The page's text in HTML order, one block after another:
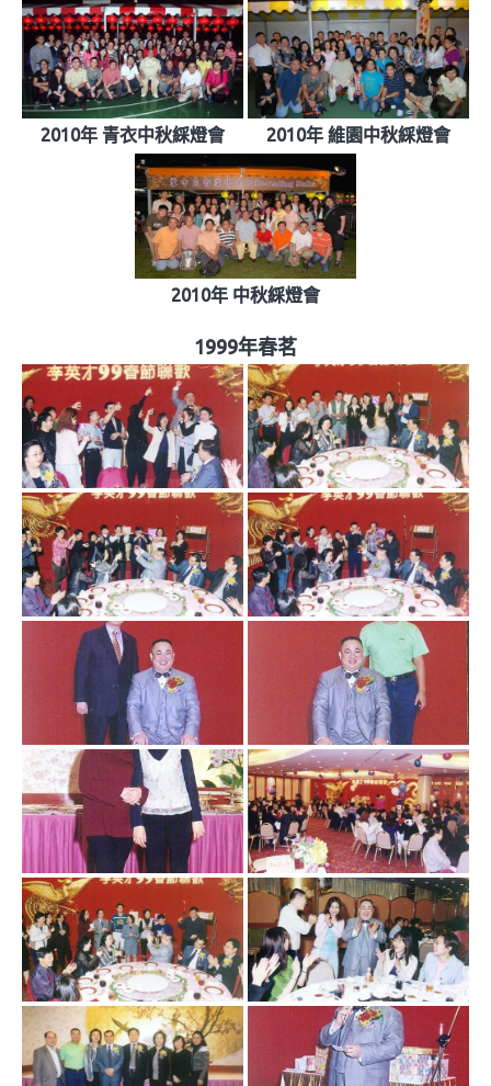
2010年 青衣中秋綵燈會 2010年 維園中秋綵燈會
2010年 中秋綵燈會
1999年春茗